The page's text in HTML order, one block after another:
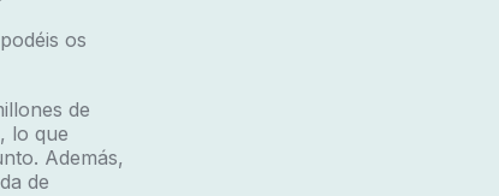
os
de
lo que
Además,
de